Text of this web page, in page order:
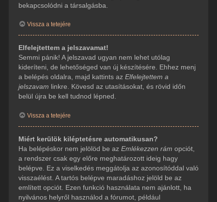
bekapcsolódni a társalgásba.
Vissza a tetejére
Elfelejtettem a jelszavamat!
Semmi pánik! A jelszavad ugyan nem lehet utólag
kideríteni, de lehetőséged van új készítésére. Ehhez menj
a belépés oldalra, majd kattints az Elfelejtettem a
jelszavam linkre. Kövesd az utasításokat, és rövid időn
belül újra be kell tudnod lépned.
Vissza a tetejére
Miért kerülök kiléptetésre automatikusan?
Ha belépéskor nem jelölöd be az Emlékezzen rám opciót,
a rendszer csak egy előre meghatározott ideig hagy
belépve. Ez a viselkedés meggátolja az azonosítóddal való
visszaélést. A tartós belépve maradáshoz jelöld be az
említett opciót. Ezen funkció használata nem ajánlott, ha
nyilvános helyről használod a fórumot, például